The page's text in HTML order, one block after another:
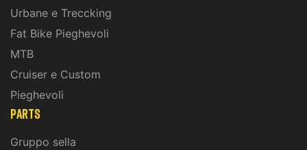
Urbane e Treccking
Fat Bike Pieghevoli
MTB
Cruiser e Custom
Pieghevoli
PARTS
Gruppo sella